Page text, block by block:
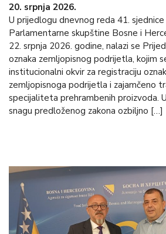
20. srpnja 2026.
U prijedlogu dnevnog reda 41.
Parlamentarne skupštine Bosne i
22. srpnja 2026. godine, nalazi se
oznaka zemljopisnog podrijetla, kojim
institucionalni okvir za registraciju
zemljopisnoga podrijetla i zajamčeno
specijaliteta prehrambenih proizvoda.
snagu predloženog zakona ozbiljno […]